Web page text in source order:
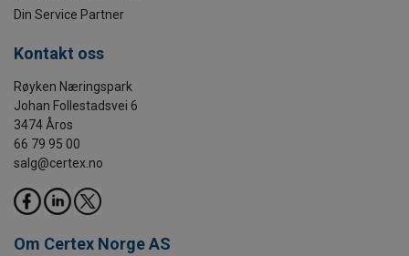
Din Service Partner
Kontakt oss
Røyken Næringspark
Johan Follestadsvei 6
3474 Åros
66 79 95 00
salg@certex.no
Om Certex Norge AS